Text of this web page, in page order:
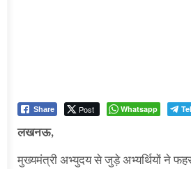
Share Post Whatsapp
लखनऊ,
मुख्यमंत्री अभ्युदय से जुड़े अभ्यर्थियों ने